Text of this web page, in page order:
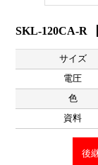
SKL-120CA-R
サイズ
電圧
色
資料
後